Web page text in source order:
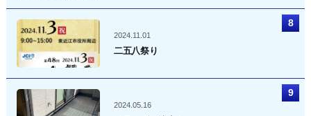
2024.11.01
二五八祭り
2024.05.16